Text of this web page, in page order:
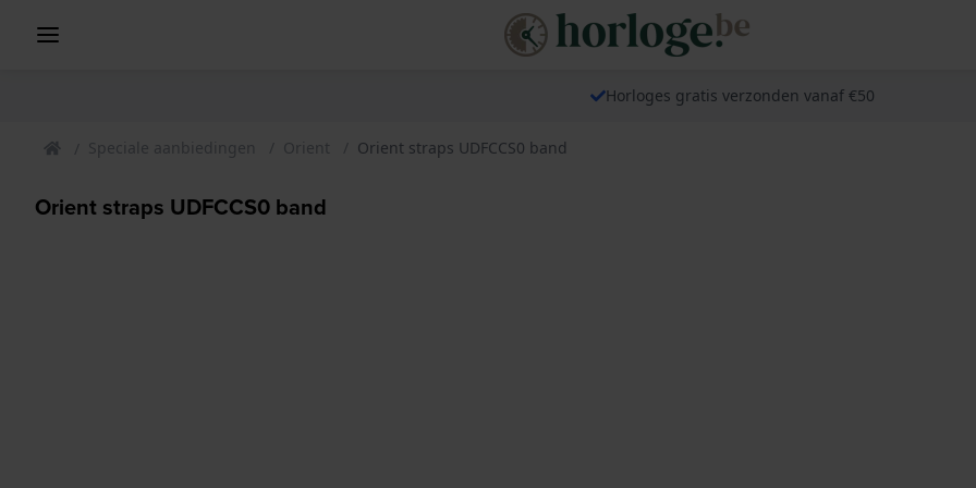
Horloges gratis verzonden vanaf €50
Speciale aanbiedingen Orient Orient straps UDFCCS0 band
Orient straps UDFCCS0 band